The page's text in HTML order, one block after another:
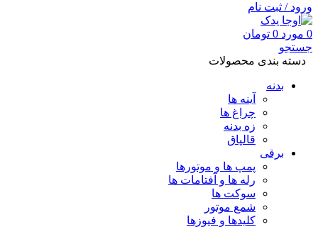
ورود / ثبت نام
0 مورد 0 تومان
جستجو
دسته بندی محصولات
بدنه
آینه ها
چراغ ها
زه بدنه
قالپاق
برقی
پمپ ها و موتورها
رله ها و آفتامات ها
سوکت ها
شمع موتور
کلیدها و فیوزها